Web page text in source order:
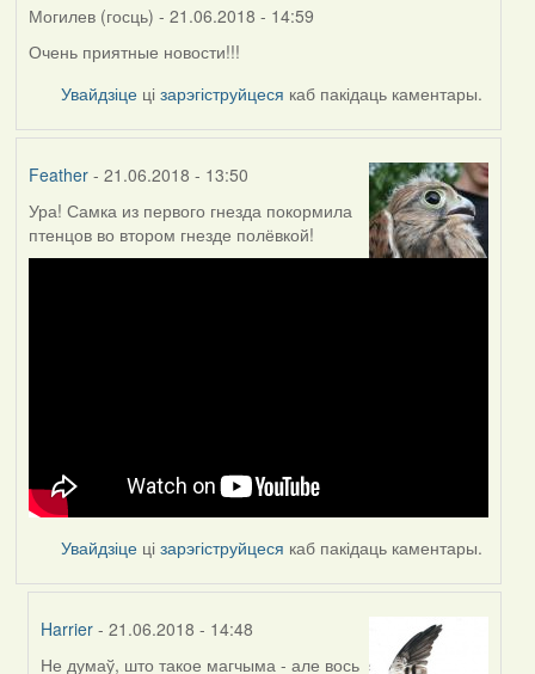
Могилев (госць) - 21.06.2018 - 14:59
Очень приятные новости!!!
Увайдзіце цізарэгіструйцеся каб пакідаць каментары.
Feather- 21.06.2018 - 13:50
Ура! Самка из первого гнезда покормила
птенцов во втором гнезде полёвкой!
Увайдзіце цізарэгіструйцеся каб пакідаць каментары.
Harrier - 21.06.2018 - 14:48
Не думаў, што такое магчыма - але вось